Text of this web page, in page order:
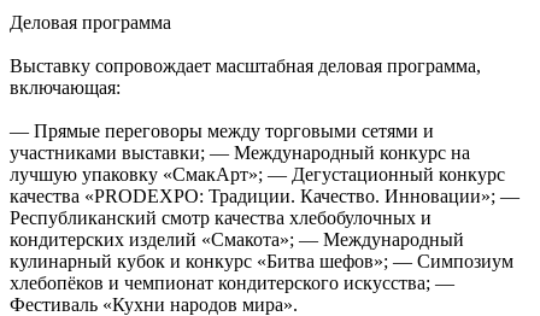
Деловая программа
Выставку сопровождает масштабная деловая программа,
включающая:
— Прямые переговоры между торговыми сетями и
участниками выставки; — Международный конкурс на
лучшую упаковку «СмакАрт»; — Дегустационный конкурс
качества «PRODEXPO: Традиции. Качество. Инновации»; —
Республиканский смотр качества хлебобулочных и
кондитерских изделий «Смакота»; — Международный
кулинарный кубок и конкурс «Битва шефов»; — Симпозиум
хлебопёков и чемпионат кондитерского искусства; —
Фестиваль «Кухни народов мира».